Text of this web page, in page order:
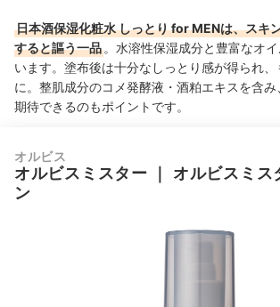
日本酒保湿化粧水 しっとり for MENは、スキ
すると謳う一品 。水溶性保湿成分と豊富なオ
います。塗布後は十分なしっとり感が得られ
に。整肌成分のコメ発酵液・酒粕エキスを含
期待できるのもポイントです。
オルビス
オルビスミスター ｜ オルビスミス
ン